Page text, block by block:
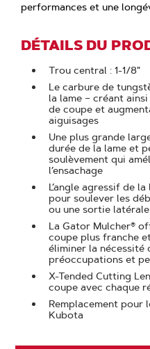
performances et une
DÉTAILS DU
Trou central : 1-1/8"
Le carbure de
la lame – créant
de coupe et
aiguisages
Une plus grande
durée de la lame et
soulèvement qui
l’ensachage
L’angle agressif de
pour soulever les
ou une sortie
La Gator Mulcher®
coupe plus franche
éliminer la nécessité
préoccupations et
X-Tended Cutting
coupe avec chaque
Remplacement pour
Kubota